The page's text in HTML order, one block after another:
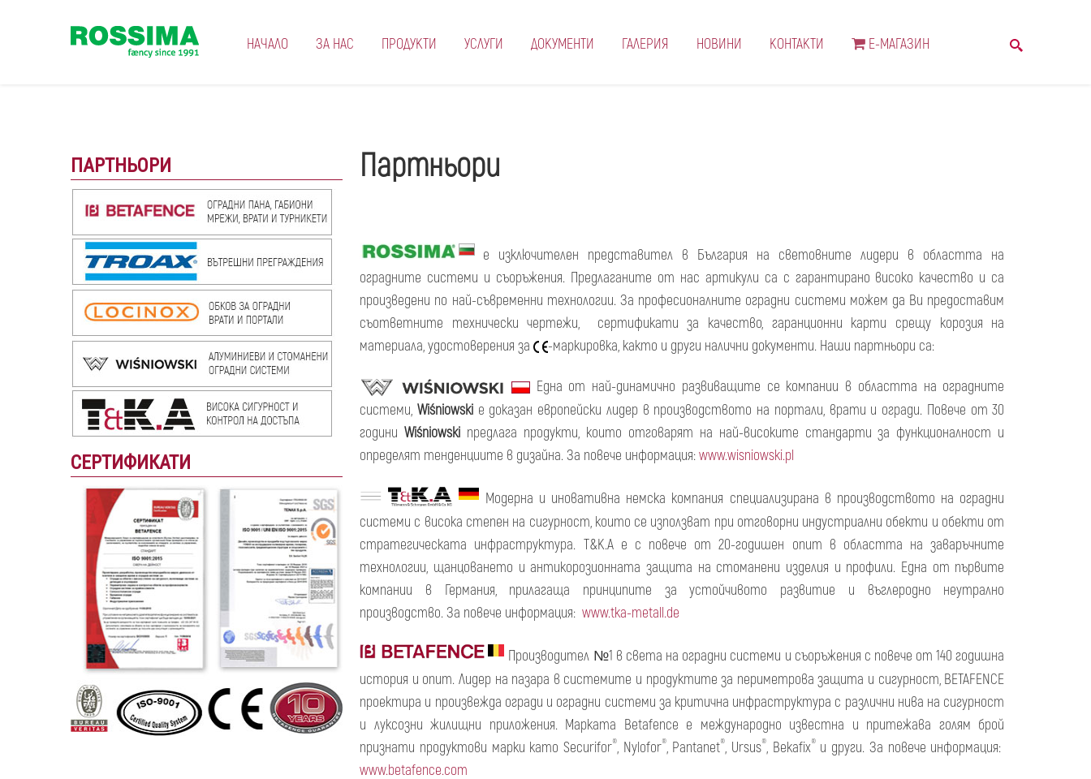
НАЧАЛО ЗА НАС ПРОДУКТИ УСЛУГИ ДОКУМЕНТИ ГАЛЕРИЯ НОВИНИ КОНТАКТИ Е-МАГАЗИН
ПАРТНЬОРИ
СЕРТИФИКАТИ
Партньори
е изключителен представител в България на световните лидери в областта на
оградните системи и съоръжения. Предлаганите от нас артикули са с гарантирано високо качество и са
произведени по най-съвременни технологии. За професионалните оградни системи можем да Ви предоставим
съответните технически чертежи, сертификати за качество, гаранционни карти срещу корозия на
материала, удостоверения за
-маркировка, както и други налични документи. Наши партньори са:
Една от най-динамично развиващите се компании в областта на оградните
системи, Wiśniowski е доказан европейски лидер в производството на портали, врати и огради. Повече от 30
годиниWiśniowski предлага продукти, които отговарят на най-високите стандарти за функционалност и
определят тенденциите в дизайна. За повече информация:www.wisniowski.pl
Модерна и иновативна немска компания специализирана в производството на оградни
системи с висока степен на сигурност, които се използват при отговорни индустриални обекти и обекти от
стратегическата инфраструктура. T&K.A е с повече от 20-годишен опит в областта на заваръчните
технологии, щанцоването и антикорозионната защита на стоманени изделия и профили. Една от първите
компании в Германия, прилагаща принципите за устойчивото развитие и въглеродно неутрално
производство. За повече информация:www.tka-metall.de
Производител №1 в света на оградни системи и съоръжения с повече от 140 годишна
история и опит. Лидер на пазара в системите и продуктите за периметрова защита и сигурност, BETAFENCE
проектира и произвежда огради и оградни системи за критична инфраструктура с различни нива на сигурност
и луксозни жилищни приложения. Марката Betafence е международно известна и притежава голям брой
признати продуктови марки като Securifor®, Nylofor®, Pantanet® , Ursus® , Bekafix®и други. За повече информация:
www.betаfence.com